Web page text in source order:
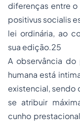
diferenças entre
positivus socialis
lei ordinária, ao
sua edição.25
A observância
humana está
existencial, sendo
se atribuir
cunho